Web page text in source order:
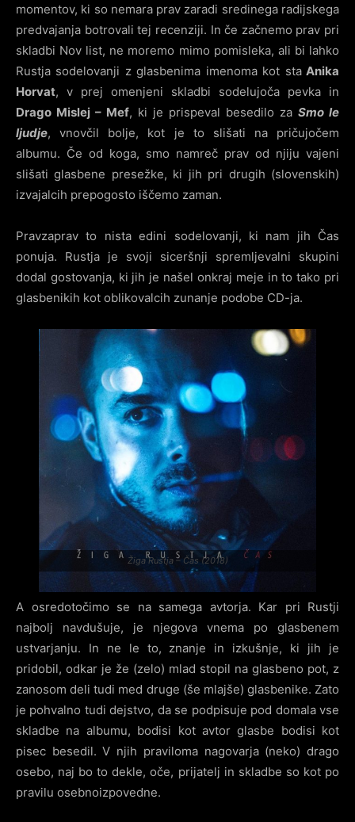
momentov, ki so nemara prav zaradi sredinega radijskega
predvajanja botrovali tej recenziji. In če začnemo prav pri
skladbi Nov list, ne moremo mimo pomisleka, ali bi lahko
Rustja sodelovanji z glasbenima imenoma kot staAnika
Horvat, v prej omenjeni skladbi sodelujoča pevka in
Drago Mislej – Mef, ki je prispeval besedilo za Smo le
ljudje, vnovčil bolje, kot je to slišati na pričujočem
albumu. Če od koga, smo namreč prav od njiju vajeni
slišati glasbene presežke, ki jih pri drugih (slovenskih)
izvajalcih prepogosto iščemo zaman.
Pravzaprav to nista edini sodelovanji, ki nam jih Čas
ponuja. Rustja je svoji siceršnji spremljevalni skupini
dodal gostovanja, ki jih je našel onkraj meje in to tako pri
glasbenikih kot oblikovalcih zunanje podobe CD-ja.
Žiga Rustja – Čas (2018)
A osredotočimo se na samega avtorja. Kar pri Rustji
najbolj navdušuje, je njegova vnema po glasbenem
ustvarjanju. In ne le to, znanje in izkušnje, ki jih je
pridobil, odkar je že (zelo) mlad stopil na glasbeno pot, z
zanosom deli tudi med druge (še mlajše) glasbenike. Zato
je pohvalno tudi dejstvo, da se podpisuje pod domala vse
skladbe na albumu, bodisi kot avtor glasbe bodisi kot
pisec besedil. V njih praviloma nagovarja (neko) drago
osebo, naj bo to dekle, oče, prijatelj in skladbe so kot po
pravilu osebnoizpovedne.